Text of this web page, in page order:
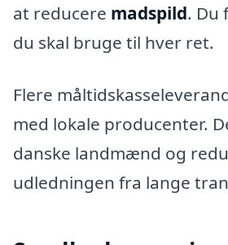
at reducere madspild. Du
du skal bruge til hver ret.
Flere
med lokale producenter.
danske landmænd og
udledningen fra lange